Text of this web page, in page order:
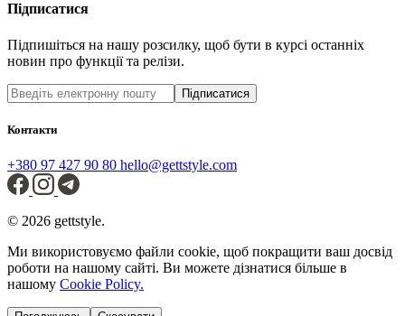
Підписатися
Підпишіться на нашу розсилку, щоб бути в курсі останніх
новин про функції та релізи.
Підписатися
Контакти
+380 97 427 90 80 hello@gettstyle.com
© 2026 gettstyle.
Ми використовуємо файли cookie, щоб покращити ваш досвід
роботи на нашому сайті. Ви можете дізнатися більше в
нашому Cookie Policy.